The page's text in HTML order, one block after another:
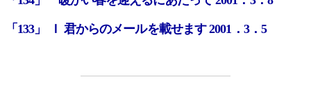
「133」 Ｉ 君からのメールを載せます 2001．3．5